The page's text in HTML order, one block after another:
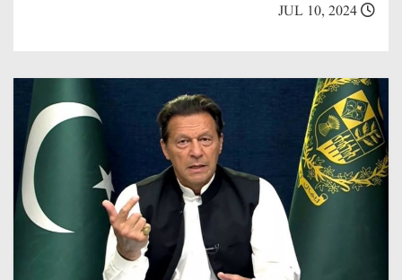
JUL 10, 2024